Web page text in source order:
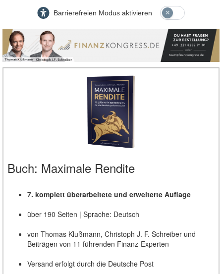
Barrierefreien Modus aktivieren
Buch: Maximale Rendite
7. komplett überarbeitete und erweiterte Auflage
über 190 Seiten | Sprache: Deutsch
von Thomas Klußmann, Christoph J. F. Schreiber und
Beiträgen von 11 führenden Finanz-Experten
Versand erfolgt durch die Deutsche Post